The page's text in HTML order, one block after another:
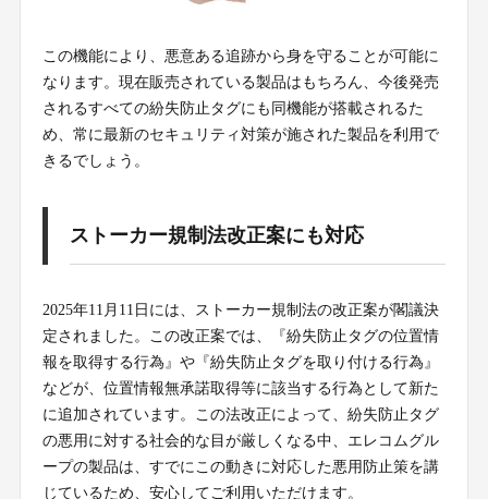
この機能により、悪意ある追跡から身を守ることが可能に
なります。現在販売されている製品はもちろん、今後発売
されるすべての紛失防止タグにも同機能が搭載されるた
め、常に最新のセキュリティ対策が施された製品を利用で
きるでしょう。
ストーカー規制法改正案にも対応
2025年11月11日には、ストーカー規制法の改正案が閣議決
定されました。この改正案では、『紛失防止タグの位置情
報を取得する行為』や『紛失防止タグを取り付ける行為』
などが、位置情報無承諾取得等に該当する行為として新た
に追加されています。この法改正によって、紛失防止タグ
の悪用に対する社会的な目が厳しくなる中、エレコムグル
ープの製品は、すでにこの動きに対応した悪用防止策を講
じているため、安心してご利用いただけます。